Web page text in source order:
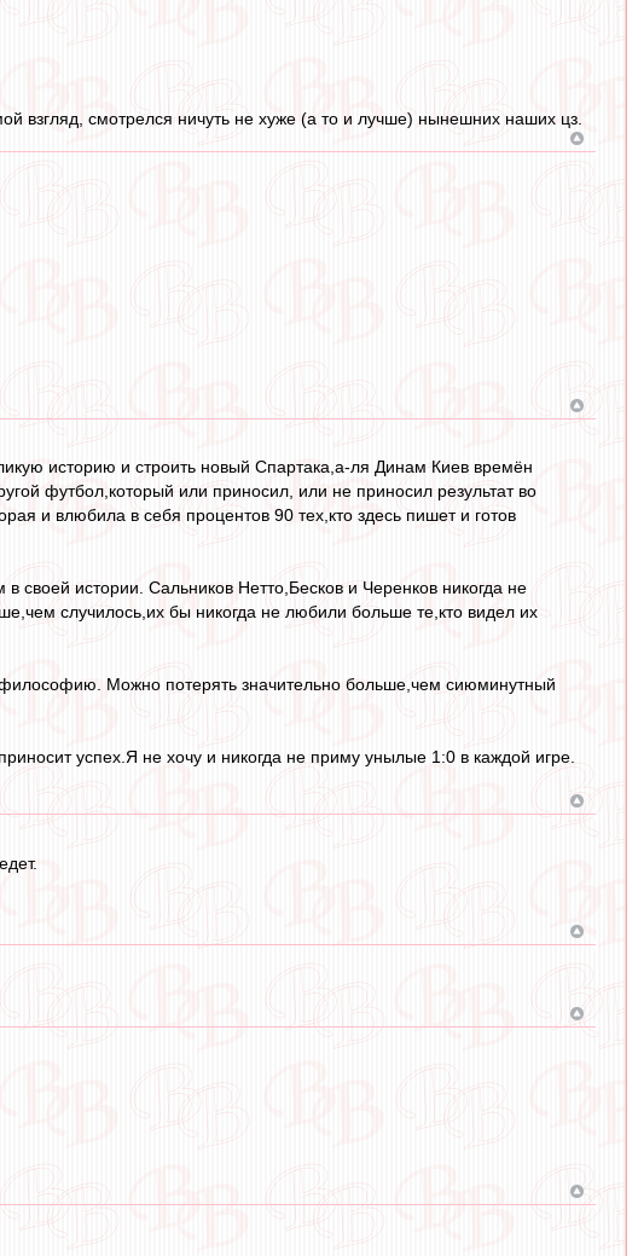
взгляд, смотрелся ничуть не хуже (а то и лучше) нынешних наших цз.
историю и строить новый Спартака,а-ля Динам Киев времён
футбол,который или приносил, или не приносил результат во
и влюбила в себя процентов 90 тех,кто здесь пишет и готов
своей истории. Сальников Нетто,Бесков и Черенков никогда не
случилось,их бы никогда не любили больше те,кто видел их
Можно потерять значительно больше,чем сиюминутный
успех.Я не хочу и никогда не приму унылые 1:0 в каждой игре.